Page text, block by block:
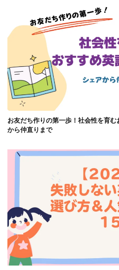
お友だち作りの第一歩！社会性を育
から仲直りまで